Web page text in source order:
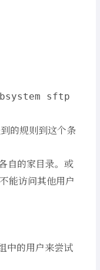
sftp
的规则到这个条
自的家目录。或
能访问其他用户
中的用户来尝试